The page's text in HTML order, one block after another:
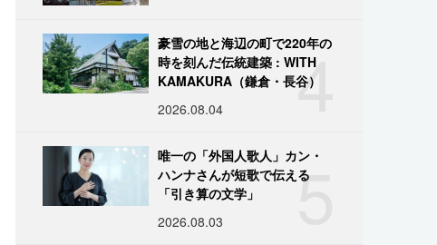
4
豪雪の地と海辺の町で220年の
時を刻んだ伝統建築 : WITH
KAMAKURA（鎌倉・長谷）
2026.08.04
5
唯一の「外国人歌人」カン・
ハンナさんが短歌で伝える
「引き算の文学」
2026.08.03